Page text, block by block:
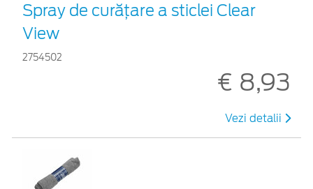
Spray de curățare a sticlei Clear
View
2754502
€ 8,93
Vezi detalii